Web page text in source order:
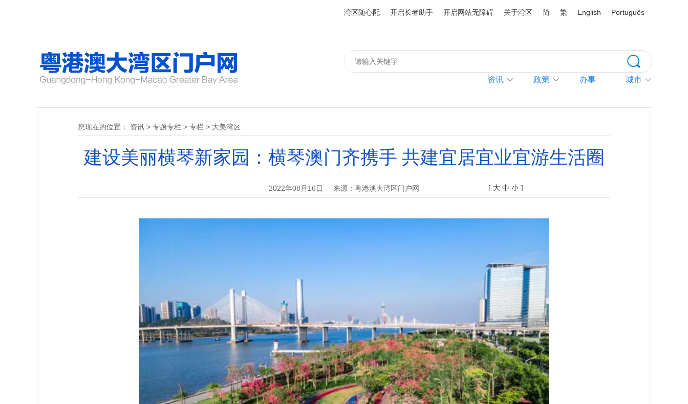
湾区随心配 开启长者助手 开启网站无障碍 关于湾区 简 繁 English Português
资讯 政策 办事 城市
您现在的位置： 资讯 > 专题专栏 > 专栏 > 大美湾区
建设美丽横琴新家园：横琴澳门齐携手 共建宜居宜业宜游生活圈
2022年08月16日 来源：粤港澳大湾区门户网 [ 大 中 小 ]